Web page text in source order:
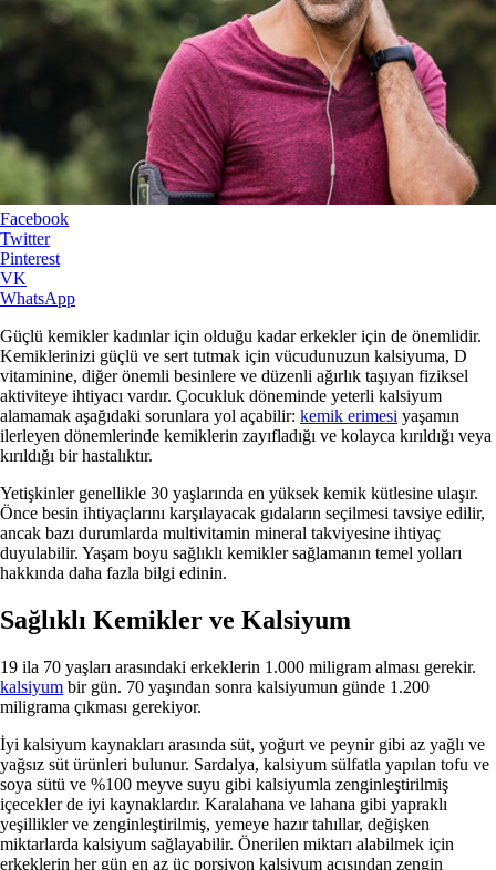
Facebook
Twitter
Pinterest
VK
WhatsApp
Güçlü kemikler kadınlar için olduğu kadar erkekler için de önemlidir.
Kemiklerinizi güçlü ve sert tutmak için vücudunuzun kalsiyuma, D
vitaminine, diğer önemli besinlere ve düzenli ağırlık taşıyan fiziksel
aktiviteye ihtiyacı vardır. Çocukluk döneminde yeterli kalsiyum
alamamak aşağıdaki sorunlara yol açabilir: kemik erimesi yaşamın
ilerleyen dönemlerinde kemiklerin zayıfladığı ve kolayca kırıldığı veya
kırıldığı bir hastalıktır.
Yetişkinler genellikle 30 yaşlarında en yüksek kemik kütlesine ulaşır.
Önce besin ihtiyaçlarını karşılayacak gıdaların seçilmesi tavsiye edilir,
ancak bazı durumlarda multivitamin mineral takviyesine ihtiyaç
duyulabilir. Yaşam boyu sağlıklı kemikler sağlamanın temel yolları
hakkında daha fazla bilgi edinin.
Sağlıklı Kemikler ve Kalsiyum
19 ila 70 yaşları arasındaki erkeklerin 1.000 miligram alması gerekir.
kalsiyum bir gün. 70 yaşından sonra kalsiyumun günde 1.200
miligrama çıkması gerekiyor.
İyi kalsiyum kaynakları arasında süt, yoğurt ve peynir gibi az yağlı ve
yağsız süt ürünleri bulunur. Sardalya, kalsiyum sülfatla yapılan tofu ve
soya sütü ve %100 meyve suyu gibi kalsiyumla zenginleştirilmiş
içecekler de iyi kaynaklardır. Karalahana ve lahana gibi yapraklı
yeşillikler ve zenginleştirilmiş, yemeye hazır tahıllar, değişken
miktarlarda kalsiyum sağlayabilir. Önerilen miktarı alabilmek için
erkeklerin her gün en az üç porsiyon kalsiyum açısından zengin